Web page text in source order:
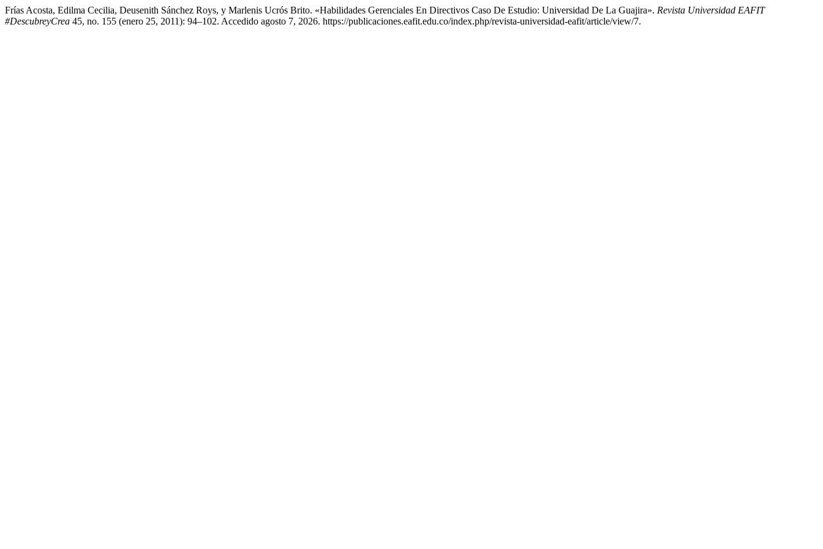
Frías Acosta, Edilma Cecilia, Deusenith Sánchez Roys, y Marlenis Ucrós Brito. «Habilidades Gerenciales En Directivos Caso De Estudio: Universidad De La Guajira». Revista Universidad EAFIT
#DescubreyCrea 45, no. 155 (enero 25, 2011): 94–102. Accedido agosto 7, 2026. https://publicaciones.eafit.edu.co/index.php/revista-universidad-eafit/article/view/7.